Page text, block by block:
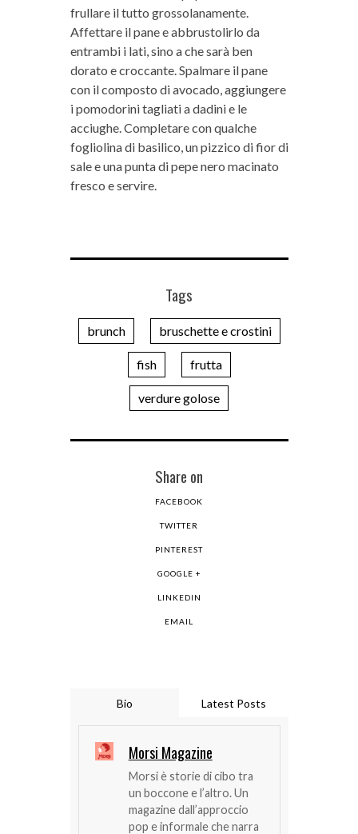
frullare il tutto grossolanamente.
Affettare il pane e abbrustolirlo da
entrambi i lati, sino a che sarà ben
dorato e croccante. Spalmare il pane
con il composto di avocado, aggiungere
i pomodorini tagliati a dadini e le
acciughe. Completare con qualche
fogliolina di basilico, un pizzico di fior di
sale e una punta di pepe nero macinato
fresco e servire.
Tags
brunch bruschette e crostini
fish frutta
verdure golose
Share on
FACEBOOK
TWITTER
PINTEREST
GOOGLE +
LINKEDIN
EMAIL
Bio Latest Posts
Morsi Magazine
Morsi è storie di cibo tra
un boccone e l’altro. Un
magazine dall’approccio
pop e informale che narra